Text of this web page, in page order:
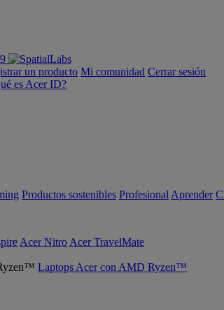
un producto Mi comunidad Cerrar sesión
es Acer ID?
Productos sostenibles Profesional Aprender
Acer Nitro Acer TravelMate
Laptops Acer con AMD Ryzen™